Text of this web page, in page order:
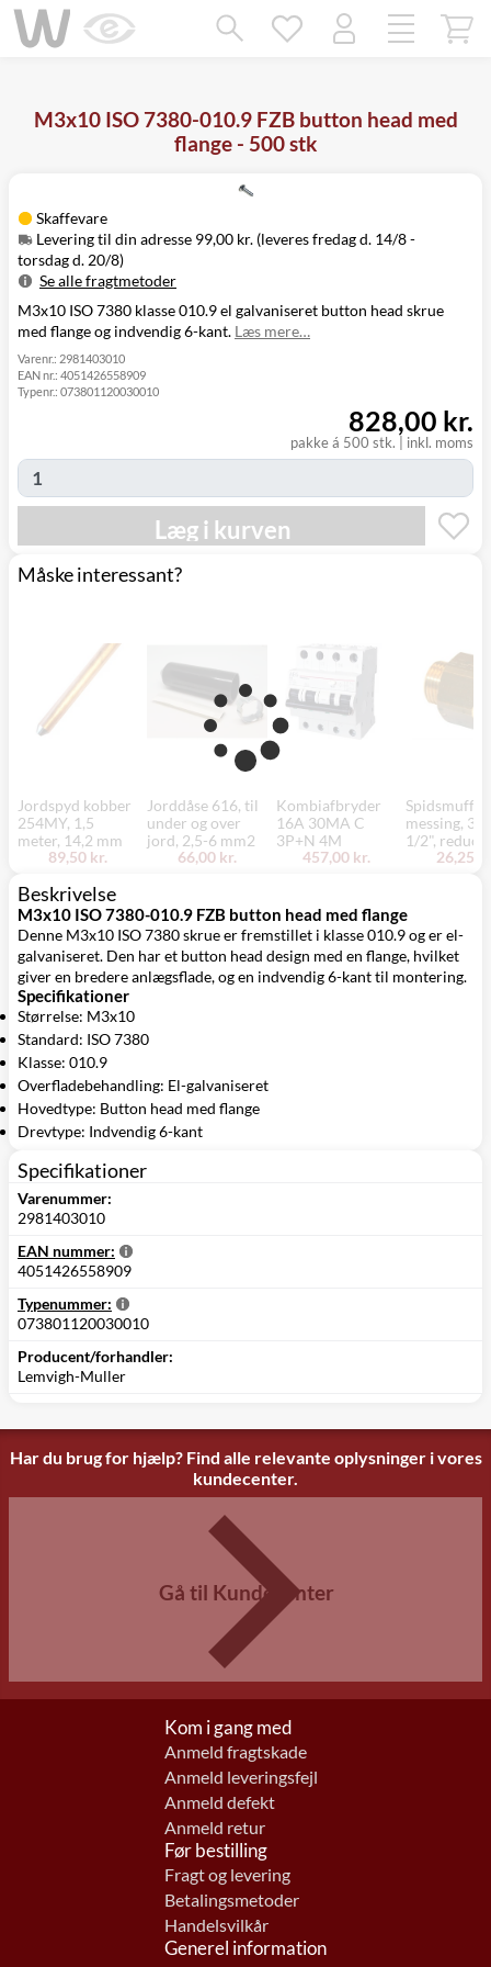
M3x10 ISO 7380-010.9 FZB button head med
flange - 500 stk
Skaffevare
Levering til din adresse 99,00 kr. (leveres fredag d. 14/8 -
torsdag d. 20/8)
Se alle fragtmetoder
Metode
Pris
Leveres
din adresse
Fredag d. 14/8
Click&Collect
torsdag d. 20/8
M3x10 ISO 7380 klasse 010.9 el galvaniseret button head skrue
med flange og indvendig 6-kant. Læs mere…
Varenr.: 2981403010
EAN nr.: 4051426558909
Typenr.: 073801120030010
pakke á 500 stk. inkl. moms
828,00 kr.
Læg i kurven
Måske interessant?
Jordspyd kobber
254MY, 1,5
meter, 14,2 mm
89,50 kr.
Jorddåse 616, til
under og over
jord, 2,5-6 mm2
66,00 kr.
Kombiafbryder
16A 30MA C
3P+N 4M
457,00 kr.
Spidsmuffe,
messing, 3/
1/2",
26,25
Beskrivelse
M3x10 ISO 7380-010.9 FZB button head med flange
Denne M3x10 ISO 7380 skrue er fremstillet i klasse 010.9 og er el-
galvaniseret. Den har et button head design med en flange, hvilket
giver en bredere anlægsflade, og en indvendig 6-kant til montering.
Specifikationer
Størrelse: M3x10
Standard: ISO 7380
Klasse: 010.9
Overfladebehandling: El-galvaniseret
Hovedtype: Button head med flange
Drevtype: Indvendig 6-kant
Specifikationer
Varenummer:
2981403010
EAN nummer:
4051426558909
Typenummer:
073801120030010
Producent/forhandler:
Lemvigh-Muller
Har du brug for hjælp? Find alle relevante oplysninger i vores
kundecenter.
Gå til Kundecenter
Kom i gang med
Anmeld fragtskade
Anmeld leveringsfejl
Anmeld defekt
Anmeld retur
Før bestilling
Fragt og levering
Betalingsmetoder
Handelsvilkår
Generel information
Mangler chatten?
Ret samtykke!